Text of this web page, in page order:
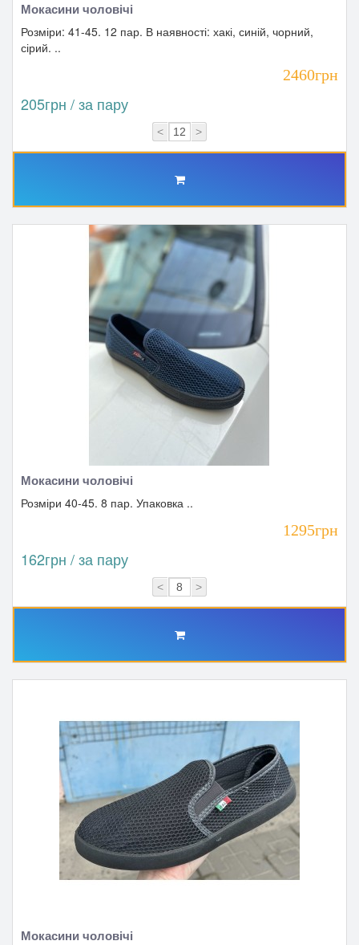
Мокасини чоловічі
Розміри: 41-45. 12 пар. В наявності: хакі, синій, чорний,
сірий. ..
2460грн
205грн / за пару
< >
Мокасини чоловічі
Розміри 40-45. 8 пар. Упаковка ..
1295грн
162грн / за пару
< >
Мокасини чоловічі